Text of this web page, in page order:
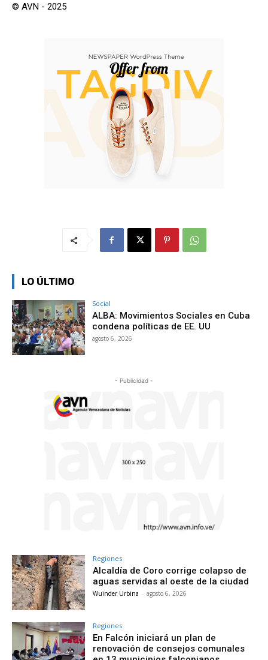
© AVN - 2025
LO ÚLTIMO
Social
ALBA: Movimientos Sociales en Cuba
condena políticas de EE. UU
agosto 6, 2026
- Publicidad -
Regiones
Alcaldía de Coro corrige colapso de
aguas servidas al oeste de la ciudad
Wuinder Urbina - agosto 6, 2026
Regiones
En Falcón iniciará un plan de
renovación de consejos comunales